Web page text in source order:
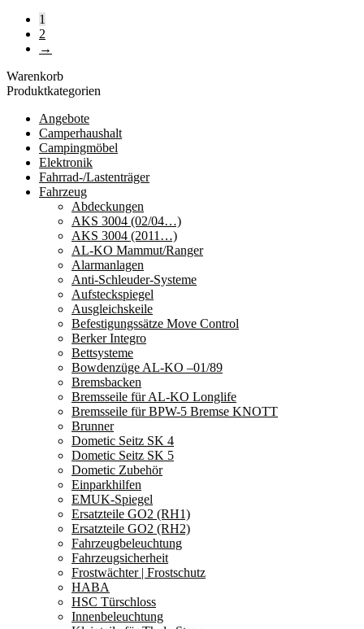
1
2
→
Warenkorb
Produktkategorien
Angebote
Camperhaushalt
Campingmöbel
Elektronik
Fahrrad-/Lastenträger
Fahrzeug
Abdeckungen
AKS 3004 (02/04…)
AKS 3004 (2011…)
AL-KO Mammut/Ranger
Alarmanlagen
Anti-Schleuder-Systeme
Aufsteckspiegel
Ausgleichskeile
Befestigungssätze Move Control
Berker Integro
Bettsysteme
Bowdenzüge AL-KO –01/89
Bremsbacken
Bremsseile für AL-KO Longlife
Bremsseile für BPW-5 Bremse KNOTT
Brunner
Dometic Seitz SK 4
Dometic Seitz SK 5
Dometic Zubehör
Einparkhilfen
EMUK-Spiegel
Ersatzteile GO2 (RH1)
Ersatzteile GO2 (RH2)
Fahrzeugbeleuchtung
Fahrzeugsicherheit
Frostwächter | Frostschutz
HABA
HSC Türschloss
Innenbeleuchtung